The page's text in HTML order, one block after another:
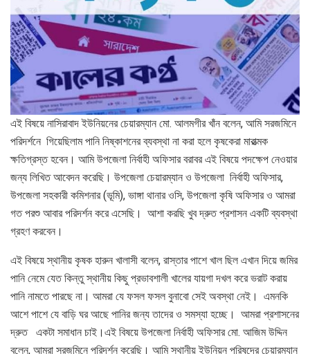
এই বিষয়ে নাসিরাবাদ ইউনিয়নের চেয়ারম্যান মো. আলমগীর খাঁন বলেন, আমি সরজমিনে
পরিদর্শনে গিয়েছিলাম পানি নিষ্কাশনের ব্যবস্থা না করা হলে কৃষকেরা মারাত্মক
ক্ষতিগ্রস্ত হবেন। আমি উপজেলা নির্বাহী অফিসার বরাবর এই বিষয়ে পদক্ষেপ নেওয়ার
জন্য লিখিত আবেদন করেছি। উপজেলা চেয়ারম্যান ও উপজেলা নির্বাহী অফিসার,
উপজেলা সহকারী কমিশনার (ভূমি), ভাঙ্গা থানার ওসি, উপজেলা কৃষি অফিসার ও আমরা
গত পরশু আবার পরিদর্শন করে এসেছি। আশা করছি খুব দ্রুত প্রশাসন একটি ব্যবস্থা
গ্রহণ করবেন।
এই বিষয়ে স্থানীয় কৃষক হারুন খালাসী বলেন, রাস্তার পাশে খাল ছিল এখান দিয়ে জমির
পানি নেমে যেত কিন্তু স্থানীয় কিছু প্রভাবশালী খালের যায়গা দখল করে ভরাট করায়
পানি নামতে পারছে না। আমরা যে ফসল ফসল বুনাবো সেই অবস্থা নেই। এমনকি
আশে পাশে যে বাড়ি ঘর আছে পানির জন্য তাদের ও সমস্যা হচ্ছে। আমরা প্রশাসনের
দ্রুত একটা সমাধান চাই।এই বিষয়ে উপজেলা নির্বাহী অফিসার মো. আজিম উদ্দিন
বলেন, আমরা সরজমিনে পরিদর্শন করেছি। আমি স্থানীয় ইউনিয়ন পরিষদের চেয়ারম্যান